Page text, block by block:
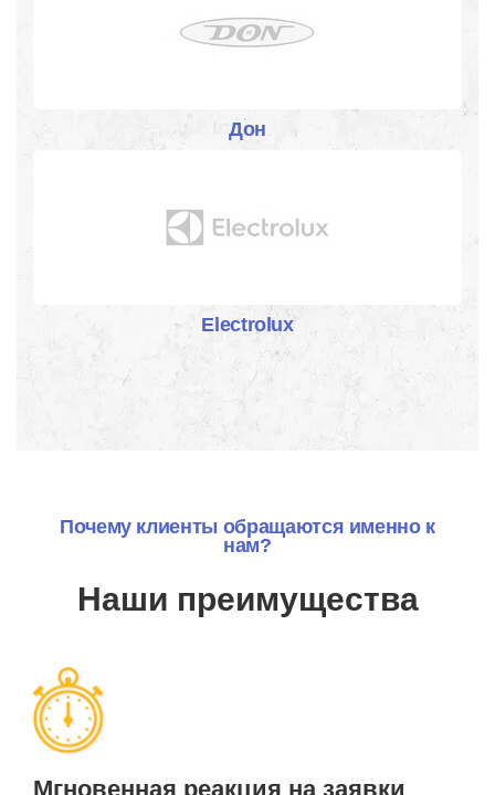
Дон
Electrolux
Почему клиенты обращаются именно к
нам?
Наши преимущества
Мгновенная реакция на заявки